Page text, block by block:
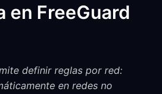
en FreeGuard
definir reglas por red:
en redes no